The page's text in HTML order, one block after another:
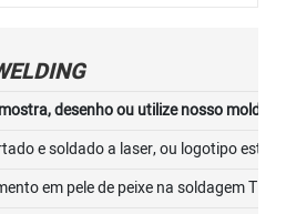
desenho ou utilize nosso molde
e soldado a laser, ou logotipo
em pele de peixe na soldagem TIG